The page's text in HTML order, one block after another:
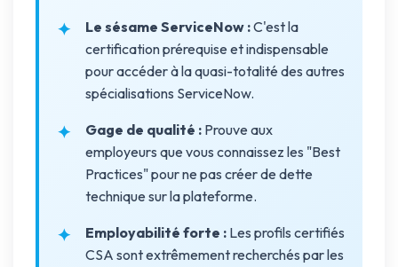
Le sésame ServiceNow :C'est la
certification prérequise et indispensable
pour accéder à la quasi-totalité des autres
spécialisations ServiceNow.
Gage de qualité : Prouve aux
employeurs que vous connaissez les "Best
Practices" pour ne pas créer de dette
technique sur la plateforme.
Employabilité forte : Les profils certifiés
CSA sont extrêmement recherchés par les